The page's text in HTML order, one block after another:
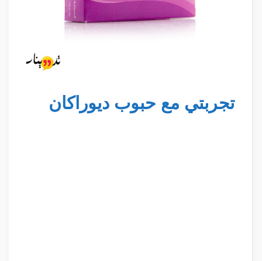
تجربتي مع حبوب ديوراكان